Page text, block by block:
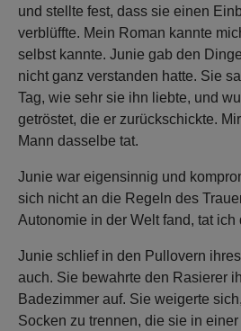
und stellte fest, dass sie einen
verblüffte. Mein Roman kannte
selbst kannte. Junie gab den
nicht ganz verstanden hatte. Sie
Tag, wie sehr sie ihn liebte, und
getröstet, die er zurückschickte.
Mann dasselbe tat.
Junie war eigensinnig und
sich nicht an die Regeln des
Autonomie in der Welt fand, tat ich
Junie schlief in den Pullovern
auch. Sie bewahrte den Rasierer
Badezimmer auf. Sie weigerte
Socken zu trennen, die sie in